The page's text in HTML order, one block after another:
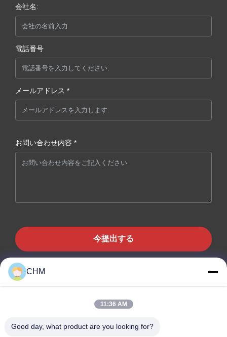
会社名:
電話番号
メールアドレス *
お問い合わせ内容 *
今提出する
ご質問や見積もりが必要ですか？今すぐお問い合わせください！
CHM
11:36 AM
Good day, what product are you looking for?